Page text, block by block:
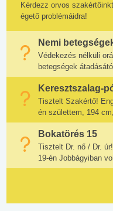
Kérdezz orvos
égető problémáidra!
Nemi
Védekezés nélküli
betegségek
Keresztszalag-
Tisztelt Szakértő!
én születtem, 194
Bokatörés 15
Tisztelt Dr. nő / Dr.
19-én Jobbágyiban